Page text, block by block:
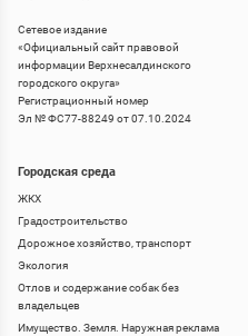
Сетевое издание
«Официальный сайт правовой
информации Верхнесалдинского
городского округа»
Регистрационный номер
Эл № ФС77-88249 от 07.10.2024
Городская среда
ЖКХ
Градостроительство
Дорожное хозяйство, транспорт
Экология
Отлов и содержание собак без
владельцев
Имущество. Земля. Наружная реклама